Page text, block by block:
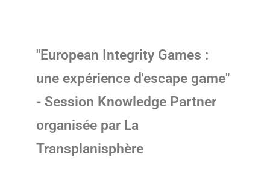
"European Integrity Games :
une expérience d'escape game"
- Session Knowledge Partner
organisée par La
Transplanisphère​